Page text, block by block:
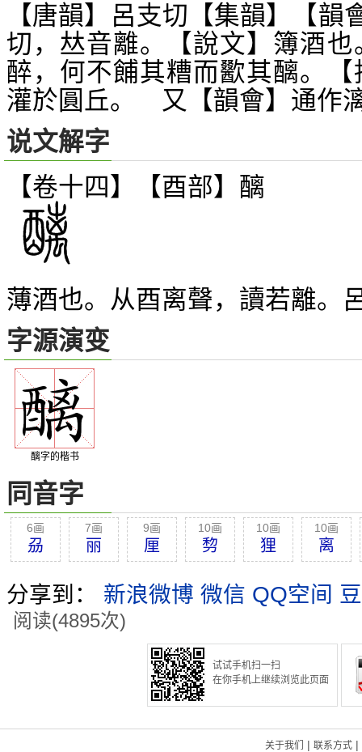
【唐韻】呂支切【集韻】【
切， 𠀤音離。【說文】簿酒
醉，何不餔其糟而歠其醨。
灌於圓丘。 又【韻會】通作
说文解字
【卷十四】【酉部】 醨
薄酒也。从酉离聲，讀若離。
字源演变
醨字的楷书
同音字
6画
刕
7画
丽
9画
厘
10画
剓
10画
狸
10画
离
分享到： 新浪微博 微信 QQ空间
阅读(4895次)
试试手机扫一扫
在你手机上继续浏览此页面
关于我们 | 联系方式|